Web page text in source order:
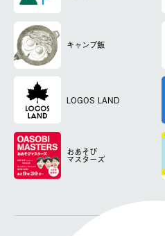
キャンプ飯
LOGOS LAND
おあそび
マスターズ